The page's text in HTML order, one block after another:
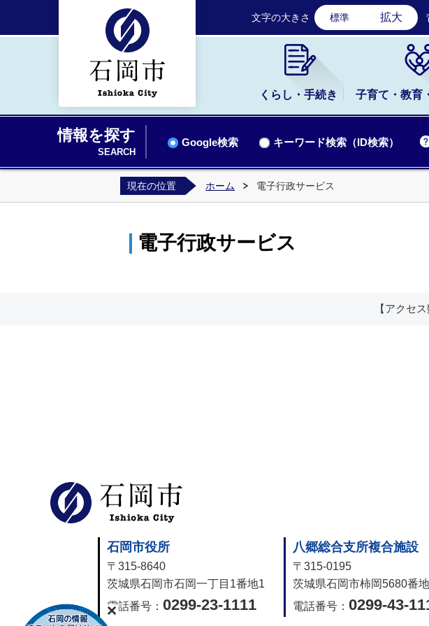
石岡市公式ホーム
文字の大きさ 標準 拡大
くらし・手続き 子育て・教育
情報を探す
SEARCH
Google検索 キーワード検索（ID検索）
現在の位置 ホーム 電子行政サービス
電子行政サービス
【アクセス
石岡市役所
〒315-8640
茨城県石岡市石岡一丁目1番地1
電話番号： 0299-23-1111
八郷総合支所複合施設
〒315-0195
茨城県石岡市柿岡5680番
電話番号： 0299-43-